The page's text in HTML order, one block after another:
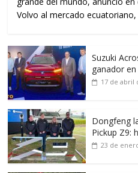
Volvo al mercado ecuatoriano,
Suzuki
ganador
17 de abril
Dongfeng
Pickup Z9:
23 de